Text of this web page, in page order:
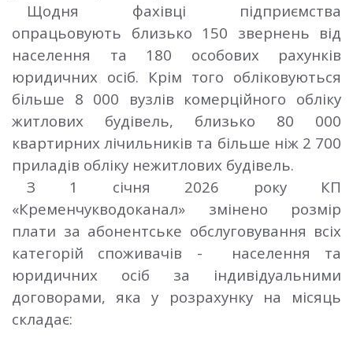
Щодня фахівці підприємства
опрацьовують близько 150 звернень від
населення та 180 особових рахунків
юридичних осіб. Крім того обліковуються
більше 8 000 вузлів комерційного обліку
житлових будівель, близько 80 000
квартирних лічильників та більше ніж 2 700
приладів обліку нежитлових будівель.
З 1 січня 2026 року КП
«Кременчукводоканал» змінено розмір
плати за абонентське обслуговування всіх
категорій споживачів - населення та
юридичних осіб за індивідуальними
договорами, яка у розрахунку на місяць
складає: